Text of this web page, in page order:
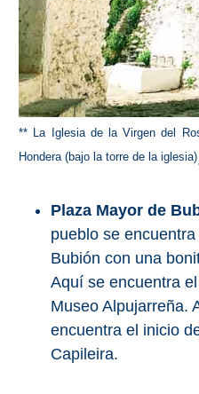
** La Iglesia de la Virgen del
Hondera (bajo la torre de la iglesia)
Plaza Mayor de
pueblo se
Bubión con una
Aquí se encuentra
Museo Alpujarreña.
encuentra el inicio
Capileira.